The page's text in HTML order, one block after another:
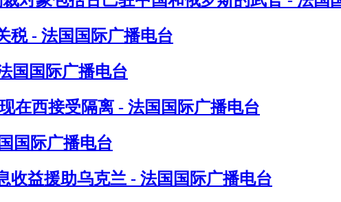
税 - 法国国际广播电台
国国际广播电台
在西接受隔离 - 法国国际广播电台
国际广播电台
收益援助乌克兰 - 法国国际广播电台